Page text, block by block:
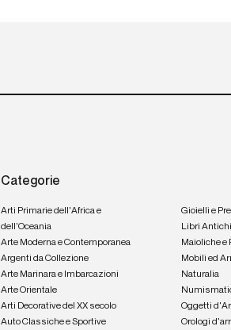
Categorie
Arti Primarie dell'Africa e
dell'Oceania
Arte Moderna e Contemporanea
Argenti da Collezione
Arte Marinara e Imbarcazioni
Arte Orientale
Arti Decorative del XX secolo
Auto Classiche e Sportive
Gioielli e
Libri
Maioliche e
Mobili ed
Naturalia
Oggetti
Orologi